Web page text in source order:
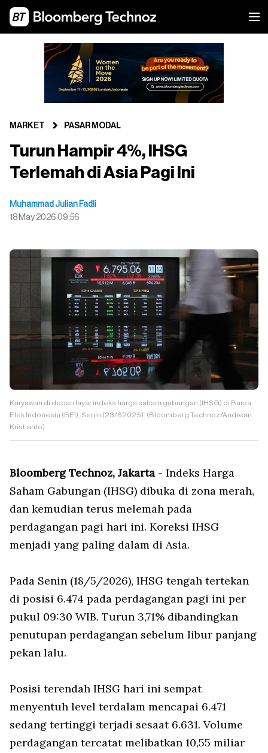
MARKET PASAR MODAL
Turun Hampir 4%, IHSG
Terlemah di Asia Pagi Ini
Muhammad Julian Fadli
18 May 2026 09:56
Karyawan di depan layar indeks harga saham gabungan (IHSG) di Bursa
Efek Indonesia (BEI), Senin (23/62025). (Bloomberg Technoz/Andrean
Kristianto)
Bloomberg Technoz, Jakarta - Indeks Harga
Saham Gabungan (IHSG) dibuka di zona merah,
dan kemudian terus melemah pada
perdagangan pagi hari ini. Koreksi IHSG
menjadi yang paling dalam di Asia.
Pada Senin (18/5/2026), IHSG tengah tertekan
di posisi 6.474 pada perdagangan pagi ini per
pukul 09:30 WIB. Turun 3,71% dibandingkan
penutupan perdagangan sebelum libur panjang
pekan lalu.
Posisi terendah IHSG hari ini sempat
menyentuh level terdalam mencapai 6.471
sedang tertinggi terjadi sesaat 6.631. Volume
perdagangan tercatat melibatkan 10,55 miliar